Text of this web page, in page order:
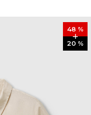
48 %
20 %